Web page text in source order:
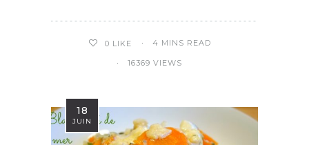
0 LIKE 4 MINS READ
16369 VIEWS
18
JUIN